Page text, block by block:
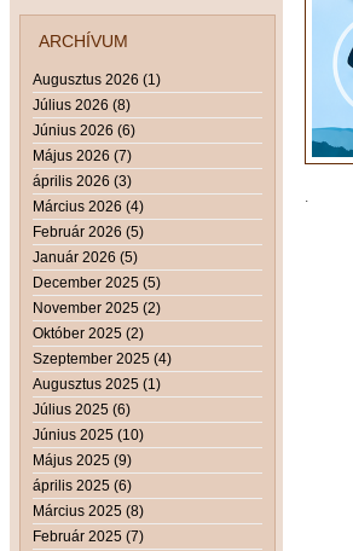
ARCHÍVUM
Augusztus 2026 (1)
Július 2026 (8)
Június 2026 (6)
Május 2026 (7)
április 2026 (3)
Március 2026 (4)
Február 2026 (5)
Január 2026 (5)
December 2025 (5)
November 2025 (2)
Október 2025 (2)
Szeptember 2025 (4)
Augusztus 2025 (1)
Július 2025 (6)
Június 2025 (10)
Május 2025 (9)
április 2025 (6)
Március 2025 (8)
Február 2025 (7)
.